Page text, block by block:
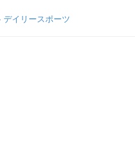
イリースポーツ